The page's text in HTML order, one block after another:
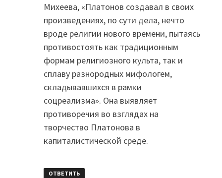
Михеева, «Платонов создавал в своих
произведениях, по сути дела, нечто
вроде религии нового времени, пытаясь
противостоять как традиционным
формам религиозного культа, так и
сплаву разнородных мифологем,
складывавшихся в рамки
соцреализма». Она выявляет
противоречия во взглядах на
творчество Платонова в
капиталистической среде.
ОТВЕТИТЬ